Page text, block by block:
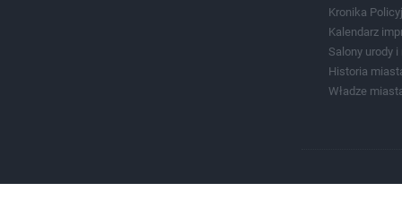
Kronika
Kalendarz
Salony urody i
Historia
Władze